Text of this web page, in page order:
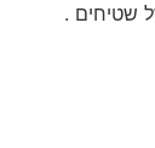
שטיחים .